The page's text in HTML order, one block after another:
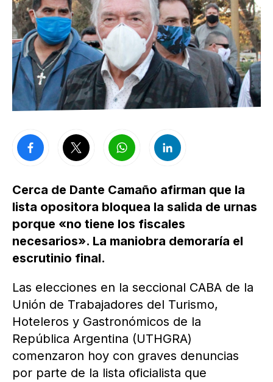
Cerca de Dante Camaño afirman que la
lista opositora bloquea la salida de urnas
porque «no tiene los fiscales
necesarios». La maniobra demoraría el
escrutinio final.
Las elecciones en la seccional CABA de la
Unión de Trabajadores del Turismo,
Hoteleros y Gastronómicos de la
República Argentina (UTHGRA)
comenzaron hoy con graves denuncias
por parte de la lista oficialista que